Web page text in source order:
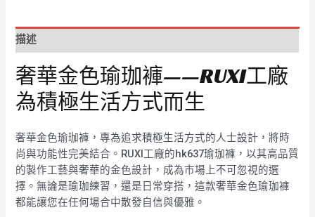
描述
奢華金色瑜珈褲——RUXI工廠
為積極生活方式而生
奢華金色瑜珈褲，專為追求積極生活方式的人士設計，將時
尚與功能性完美結合。RUXI工廠的hk637瑜珈褲，以其高品質
的製作工藝與奢華的金色設計，成為市場上不可忽視的選
擇。無論是瑜珈練習，還是日常穿搭，這款奢華金色瑜珈褲
都能讓您在任何場合中散發自信與優雅。